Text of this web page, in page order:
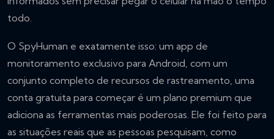
todo.
O SpyHuman e exatamente isso: um app de
monitoramento exclusivo para Android, com um
conjunto completo de recursos de rastreamento, uma
conta gratuita para começar é um plano premium que
adiciona as ferramentas mais poderosas. Ele foi feito para
as situações reais que as pessoas pesquisam, como